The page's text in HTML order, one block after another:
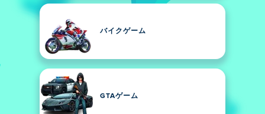
バイクゲーム
GTAゲーム